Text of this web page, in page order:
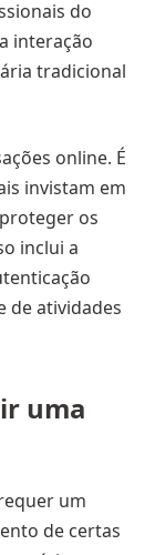
do
interação
tradicional
online. É
invistam em
os
inclui a
de atividades
uma
um
de certas